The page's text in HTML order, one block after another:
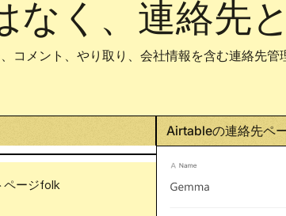
なく、連絡先
コメント、やり取り、会社情報を含む連絡先管
ページfolk
Airtableの連絡先ペ